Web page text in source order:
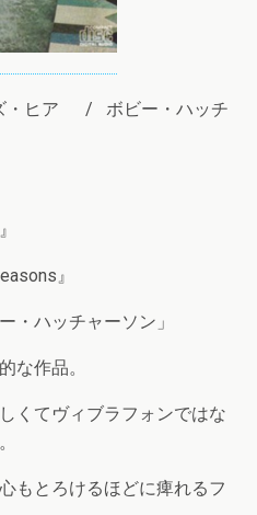
ヒア / ボビー・ハッチ
』
・ハッチャーソン」
な作品。
くてヴィブラフォンではな
もとろけるほどに痺れるフ